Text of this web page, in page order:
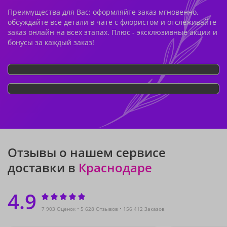
Преимущества для Вас: оформляйте заказ мгновенно,
обсуждайте все детали в чате с флористом и отслеживайте
заказ онлайн на всех этапах. Плюс - эксклюзивные акции и
бонусы за каждый заказ!
Отзывы о нашем сервисе
доставки в Краснодаре
4.9 7 903 Оценок 5 628 Отзывов 156 412 Заказов